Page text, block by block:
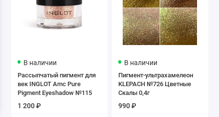
В наличии
Рассыпчатый пигмент для
век INGLOT Amc Pure
Pigment Eyeshadow №115
1 200 ₽
В наличии
Пигмент-ультрахамелеон
KLEPACH №726 Цветные
Скалы 0,4г
990 ₽